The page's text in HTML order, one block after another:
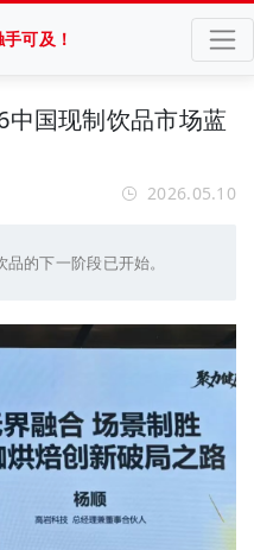
可及！
国现制饮品市场蓝
2026.05.10
的下一阶段已开始。